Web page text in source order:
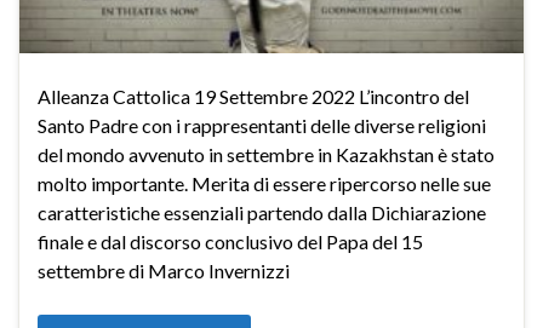
Alleanza Cattolica 19 Settembre 2022 L’incontro del
Santo Padre con i rappresentanti delle diverse religioni
del mondo avvenuto in settembre in Kazakhstan è stato
molto importante. Merita di essere ripercorso nelle sue
caratteristiche essenziali partendo dalla Dichiarazione
finale e dal discorso conclusivo del Papa del 15
settembre di Marco Invernizzi